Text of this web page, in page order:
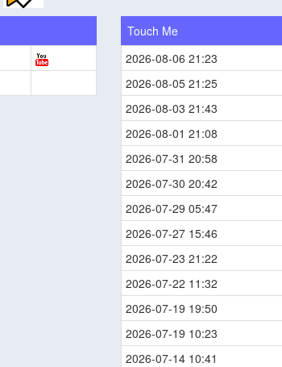
Touch Me
2026-08-06 21:23
2026-08-05 21:25
2026-08-03 21:43
2026-08-01 21:08
2026-07-31 20:58
2026-07-30 20:42
2026-07-29 05:47
2026-07-27 15:46
2026-07-23 21:22
2026-07-22 11:32
2026-07-19 19:50
2026-07-19 10:23
2026-07-14 10:41